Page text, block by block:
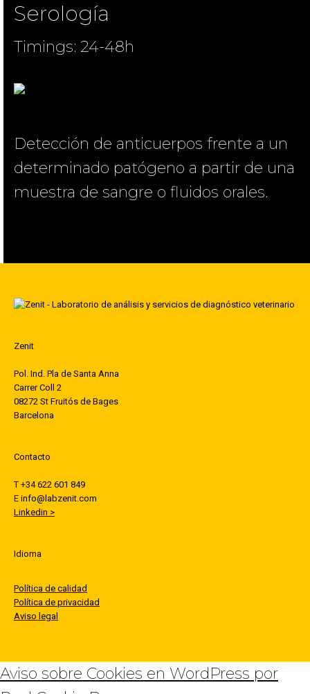
Serología
Timings: 24-48h
Detección de anticuerpos frente a un
determinado patógeno a partir de una
muestra de sangre o fluidos orales.
Zenit
Pol. Ind. Pla de Santa Anna
Carrer Coll 2
08272 St Fruitós de Bages
Barcelona
Contacto
T +34 622 601 849
E info@labzenit.com
Linkedin >
Idioma
Política de calidad
Política de privacidad
Aviso legal
Aviso sobre Cookies en WordPress por